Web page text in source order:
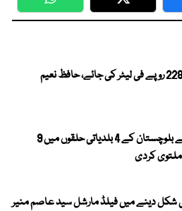
WhatsApp Twitter
پیٹرول کی قیمت 228 روپے فی لیٹر کی جائے، حافظ نعیم
الیکشن کمیشن نے بلوچستان کے 4 بلدیاتی حلقوں میں 9
کردی
دینے میں فیلڈ مارشل سید عاصم منیر